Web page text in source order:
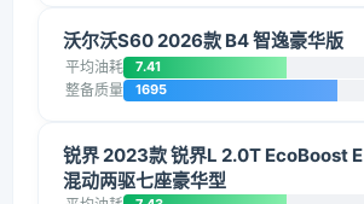
沃尔沃S60 2026款 B4 智逸豪华版
平均油耗 7.41
整备质量 1695
锐界 2023款 锐界L 2.0T EcoBoost E
混动两驱七座豪华型